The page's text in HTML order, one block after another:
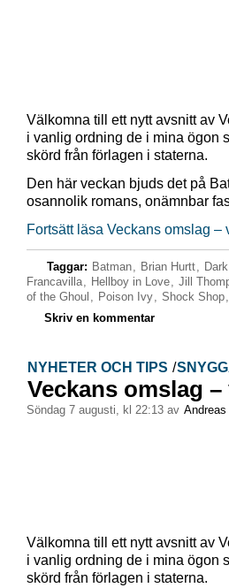
Välkomna till ett nytt avsnitt av
i vanlig ordning de i mina ögon
skörd från förlagen i staterna.
Den här veckan bjuds det på
osannolik romans, onämnbar
Fortsätt läsa Veckans omslag –
Taggar: Batman, Brian Hurtt,
Francavilla, Hellboy in Love, Jill
of the Ghoul , Poison Ivy, Shock Shop,
Skriv en kommentar
NYHETER OCH TIPS /
Veckans omslag –
söndag 7 augusti, kl 22:13 av Andreas
Välkomna till ett nytt avsnitt av
i vanlig ordning de i mina ögon
skörd från förlagen i staterna.